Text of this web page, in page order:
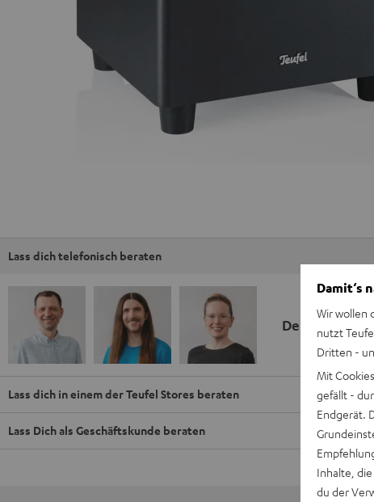
Lass dich telefonisch beraten
Deine
Lass dich in einem der Teufel Stores beraten
Lass Dich als Geschäftskunde beraten
Damit‘s
Wir wollen
nutzt
Dritten -
Mit
gefällt -
Endgerät.
Inhalte,
du der